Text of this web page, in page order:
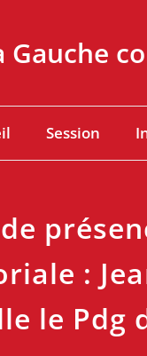
Gauche
Session
:
le Pdg